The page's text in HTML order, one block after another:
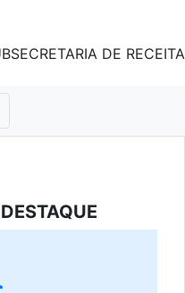
DE RECEITA